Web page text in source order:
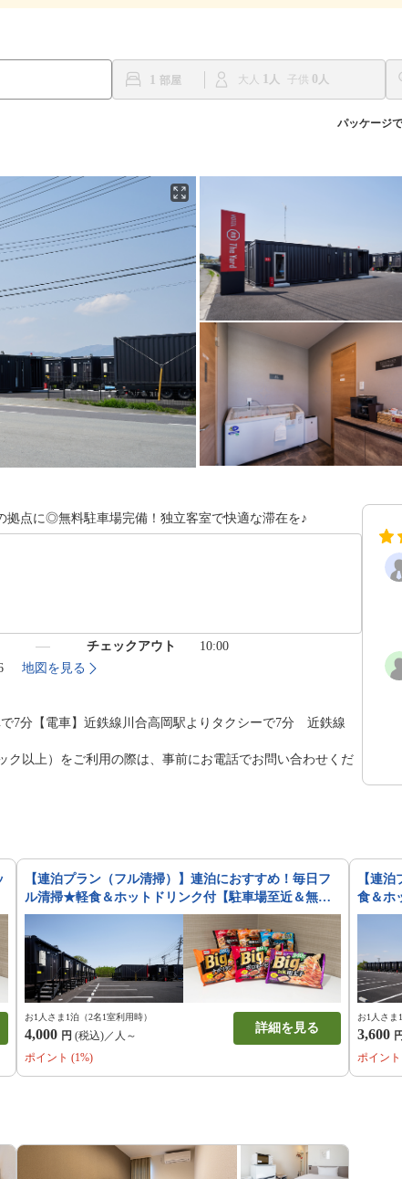
1 大人 1 子供 0
パッケージ
拠点に◎無料駐車場完備！独立客室で快適な滞在を♪
チェックアウト
10:00
地図を見る
で7分【電車】近鉄線川合高岡駅よりタクシーで7分 近鉄線
以上）をご利用の際は、事前にお電話でお問い合わせくだ
【連泊プラン（フル清掃）】連泊におすすめ！毎日フ
ル清掃★軽食＆ホットドリンク付【駐車場至近＆無
料】
お1人さま1泊（2名1室利用時）
4,000 円 (税込)／人～
詳細を見る
ポイント (1%)
【連
食＆ホ
お1人さま
3,600
ポイン